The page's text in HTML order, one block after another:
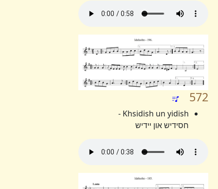
572
Khsidish un yidish -
חסידיש און יידיש